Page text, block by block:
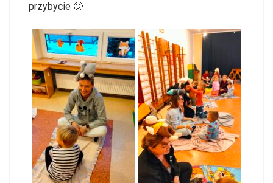
przybycie 🙂